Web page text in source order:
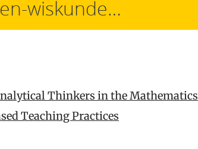
wiskunde…
Thinkers in the Mathematics
Teaching Practices